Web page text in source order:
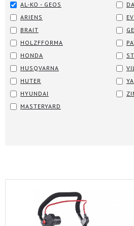
AL-KO - GEOS
ARIENS
BRAIT
HOLZFFORMA
HONDA
HUSQVARNA
HUTER
HYUNDAI
MASTERYARD